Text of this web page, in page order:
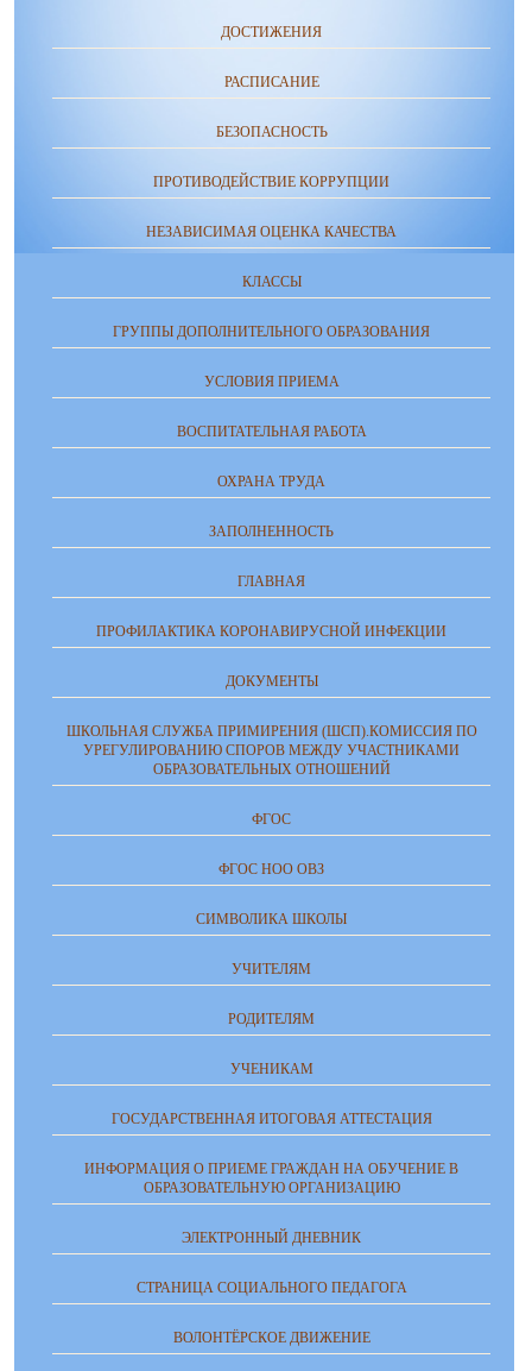
ДОСТИЖЕНИЯ
РАСПИСАНИЕ
БЕЗОПАСНОСТЬ
ПРОТИВОДЕЙСТВИЕ КОРРУПЦИИ
НЕЗАВИСИМАЯ ОЦЕНКА КАЧЕСТВА
КЛАССЫ
ГРУППЫ ДОПОЛНИТЕЛЬНОГО ОБРАЗОВАНИЯ
УСЛОВИЯ ПРИЕМА
ВОСПИТАТЕЛЬНАЯ РАБОТА
ОХРАНА ТРУДА
ЗАПОЛНЕННОСТЬ
ГЛАВНАЯ
ПРОФИЛАКТИКА КОРОНАВИРУСНОЙ ИНФЕКЦИИ
ДОКУМЕНТЫ
ШКОЛЬНАЯ СЛУЖБА ПРИМИРЕНИЯ (ШСП).КОМИССИЯ ПО
УРЕГУЛИРОВАНИЮ СПОРОВ МЕЖДУ УЧАСТНИКАМИ
ОБРАЗОВАТЕЛЬНЫХ ОТНОШЕНИЙ
ФГОС
ФГОС НОО ОВЗ
СИМВОЛИКА ШКОЛЫ
УЧИТЕЛЯМ
РОДИТЕЛЯМ
УЧЕНИКАМ
ГОСУДАРСТВЕННАЯ ИТОГОВАЯ АТТЕСТАЦИЯ
ИНФОРМАЦИЯ О ПРИЕМЕ ГРАЖДАН НА ОБУЧЕНИЕ В
ОБРАЗОВАТЕЛЬНУЮ ОРГАНИЗАЦИЮ
ЭЛЕКТРОННЫЙ ДНЕВНИК
СТРАНИЦА СОЦИАЛЬНОГО ПЕДАГОГА
ВОЛОНТЁРСКОЕ ДВИЖЕНИЕ